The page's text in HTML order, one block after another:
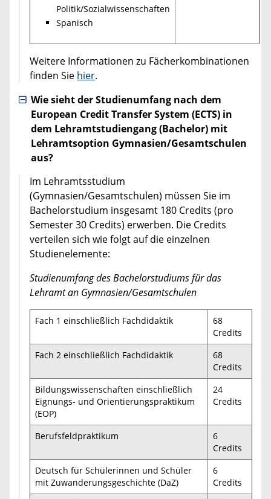
Politik/Sozialwissenschaften
Spanisch
Weitere Informationen zu Fächerkombinationen
finden Sie hier.
Wie sieht der Studienumfang nach dem
European Credit Transfer System (ECTS) in
dem Lehramtstudiengang (Bachelor) mit
Lehramtsoption Gymnasien/Gesamtschulen
aus?
Im Lehramtsstudium
(Gymnasien/Gesamtschulen) müssen Sie im
Bachelorstudium insgesamt 180 Credits (pro
Semester 30 Credits) erwerben. Die Credits
verteilen sich wie folgt auf die einzelnen
Studienelemente:
Studienumfang des Bachelorstudiums für das
Lehramt an Gymnasien/Gesamtschulen
Fach 1 einschließlich Fachdidaktik
68
Credits
Fach 2 einschließlich Fachdidaktik
68
Credits
Bildungswissenschaften einschließlich
Eignungs- und Orientierungspraktikum
(EOP)
24
Credits
Berufsfeldpraktikum
6
Credits
Deutsch für Schülerinnen und Schüler
mit Zuwanderungsgeschichte (DaZ)
6
Credits